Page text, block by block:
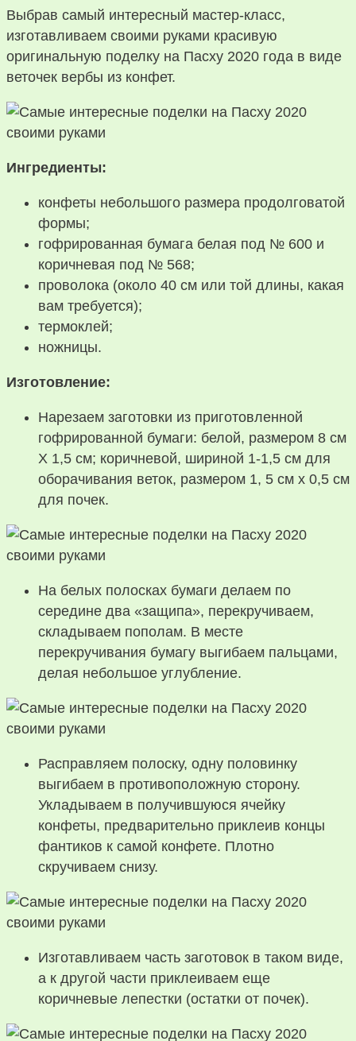
Выбрав самый интересный мастер-класс,
изготавливаем своими руками красивую
оригинальную поделку на Пасху 2020 года в виде
веточек вербы из конфет.
Ингредиенты:
конфеты небольшого размера продолговатой
формы;
гофрированная бумага белая под № 600 и
коричневая под № 568;
проволока (около 40 см или той длины, какая
вам требуется);
термоклей;
ножницы.
Изготовление:
Нарезаем заготовки из приготовленной
гофрированной бумаги: белой, размером 8 см
Х 1,5 см; коричневой, шириной 1-1,5 см для
оборачивания веток, размером 1, 5 см х 0,5 см
для почек.
На белых полосках бумаги делаем по
середине два «защипа», перекручиваем,
складываем пополам. В месте
перекручивания бумагу выгибаем пальцами,
делая небольшое углубление.
Расправляем полоску, одну половинку
выгибаем в противоположную сторону.
Укладываем в получившуюся ячейку
конфеты, предварительно приклеив концы
фантиков к самой конфете. Плотно
скручиваем снизу.
Изготавливаем часть заготовок в таком виде,
а к другой части приклеиваем еще
коричневые лепестки (остатки от почек).